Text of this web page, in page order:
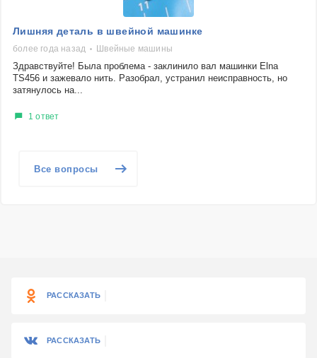
Лишняя деталь в швейной машинке
более года назад Швейные машины
Здравствуйте! Была проблема - заклинило вал машинки Elna
TS456 и зажевало нить. Разобрал, устранил неисправность, но
затянулось на...
1 ответ
Все вопросы
РАССКАЗАТЬ
РАССКАЗАТЬ